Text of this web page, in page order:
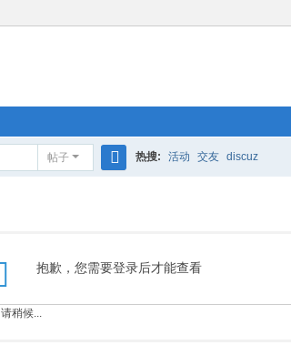
帖子 热搜: 活动 交友 discuz
抱歉，您需要登录后才能查看
请稍候...